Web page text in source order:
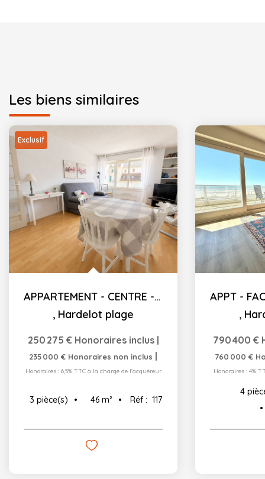
Les biens similaires
Exclusif
APPARTEMENT - CENTRE - 1 CH. + CABINE - 45.76 M²C
, Hardelot plage
250 275 € Honoraires inclus |
235 000 € Honoraires non inclus |
Honoraires : 6,5% TTC à la charge de l'acquéreur
3 pièce(s) 46 m² Réf : 117
,
790 400 €
760 000 €
Honoraires : 4%
4